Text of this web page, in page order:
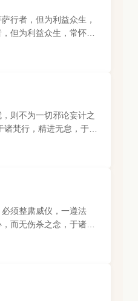
行者，但为利益众生，
但为利益众生，常怀慈
则不为一切邪论妄计之
梵行，精进无怠，于一
须整肃威仪，一遵法
而无伤杀之念，于诸众